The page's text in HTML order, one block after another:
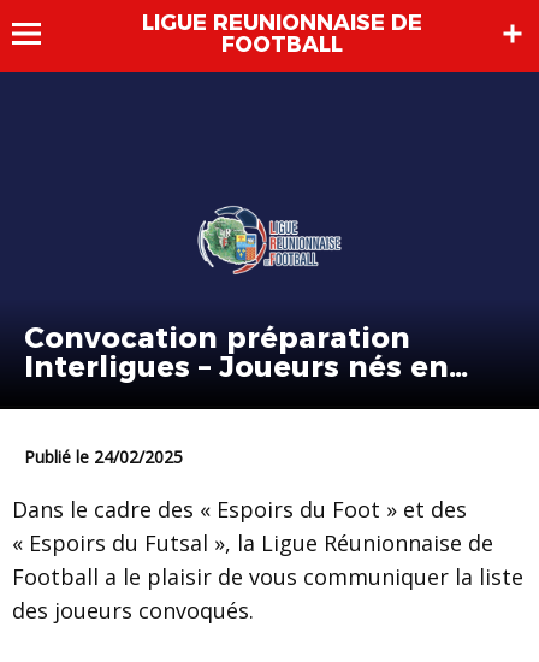
LIGUE REUNIONNAISE DE
FOOTBALL
Convocation préparation
Interligues – Joueurs nés en
Publié le 24/02/2025
Dans le cadre des « Espoirs du Foot » et des
« Espoirs du Futsal », la Ligue Réunionnaise de
Football a le plaisir de vous communiquer la liste
des joueurs convoqués.